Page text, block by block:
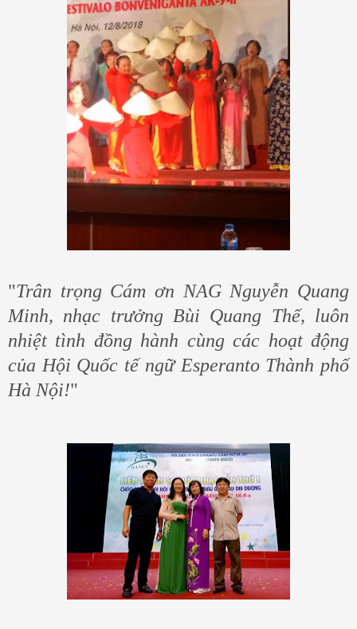
"Trân trọng Cám ơn NAG Nguyễn Quang
Minh, nhạc trưởng Bùi Quang Thế, luôn
nhiệt tình đồng hành cùng các hoạt động
của Hội Quốc tế ngữ Esperanto Thành phố
Hà Nội!"